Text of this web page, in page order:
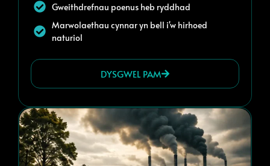
Gweithdrefnau poenus heb ryddhad
Marwolaethau cynnar yn bell i'w hirhoed
naturiol
DYSGWEL PAM